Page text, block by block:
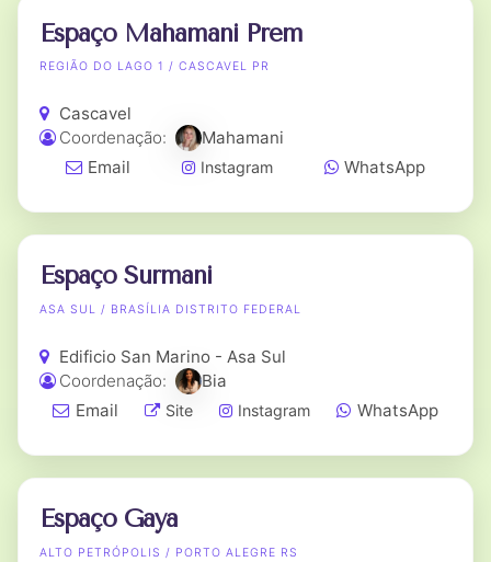
Espaço Mahamani Prem
REGIÃO DO LAGO 1 / CASCAVEL PR
Cascavel
Coordenação:
Mahamani
Email
Instagram WhatsApp
Espaço Surmani
ASA SUL / BRASÍLIA DISTRITO FEDERAL
Edificio San Marino - Asa Sul
Coordenação:
Bia
Email
Site Instagram WhatsApp
Espaço Gaya
ALTO PETRÓPOLIS / PORTO ALEGRE RS